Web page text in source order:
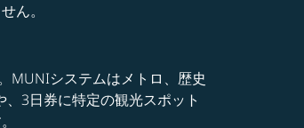
ん。
MUNIシステムはメトロ、歴史
3日券に特定の観光スポット